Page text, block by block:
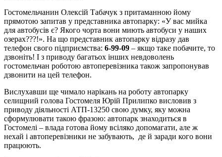
Гостомельчанин Олексій Табачук з притаманною йому
прямотою запитав у представника автопарку: «У вас мийка
для автобусів є? Якого чорта вони миють автобуси у наших
озерах???!». На що представник автопарку відразу дав
телефон свого підприємства: 6-99-09 – якщо таке побачите, то
дзвоніть! І з приводу багатьох інших невдоволень
гостомельчан роботою автоперевізника також запропонував
дзвонити на цей телефон.
Вислухавши ще чимало нарікань на роботу автопарку
селищний голова Гостомеля Юрій Прилипко висловив з
приводу діяльності АТП-13250 свою думку, яку можна
сформулювати такою фразою: автопарк знаходиться в
Гостомелі – влада готова йому всіляко допомагати, але ж
нехай і автоперевізники не забувають, де й заради кого вони
працюють.